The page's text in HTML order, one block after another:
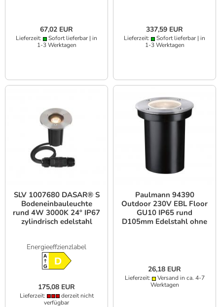
67,02 EUR
Lieferzeit:
Sofort lieferbar | in
1-3 Werktagen
337,59 EUR
Lieferzeit:
Sofort lieferbar | in
1-3 Werktagen
SLV 1007680 DASAR® S
Bodeneinbauleuchte
rund 4W 3000K 24° IP67
zylindrisch edelstahl
Energieeffzienzlabel
A
GD
175,08 EUR
Lieferzeit:
derzeit nicht
verfügbar
Paulmann 94390
Outdoor 230V EBL Floor
GU10 IP65 rund
D105mm Edelstahl ohne
26,18 EUR
Lieferzeit:
Versand in ca. 4-7
Werktagen